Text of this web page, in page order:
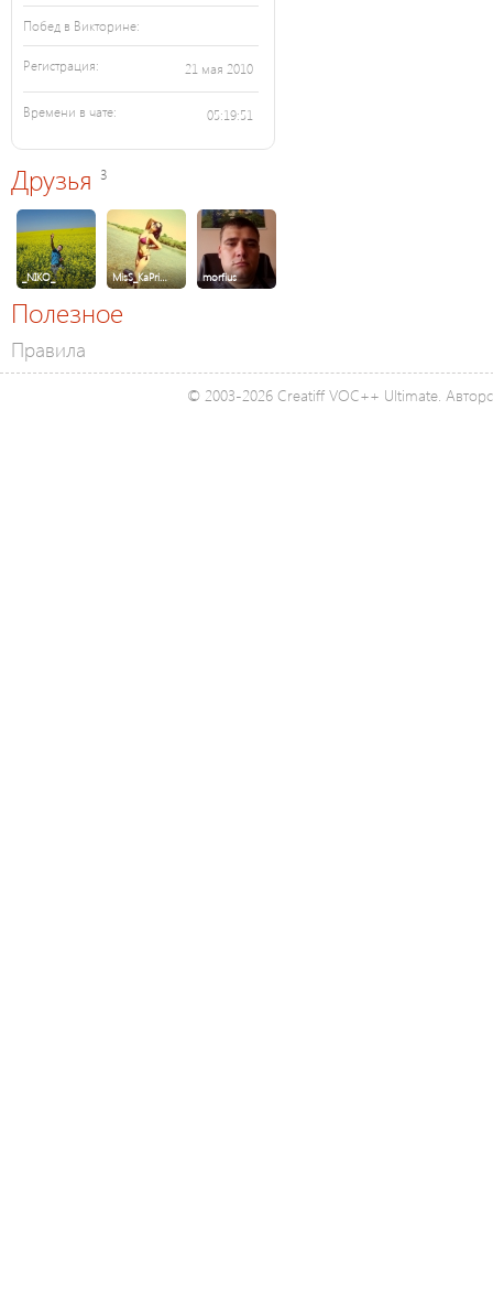
Побед в Викторине:
Регистрация: 21 мая 2010
Времени в чате: 05:19:51
Друзья 3
_NIKO_ MisS_KaPri… morfius
Полезное
Правила
© 2003-2026 Creatiff VOC++ Ultimate.